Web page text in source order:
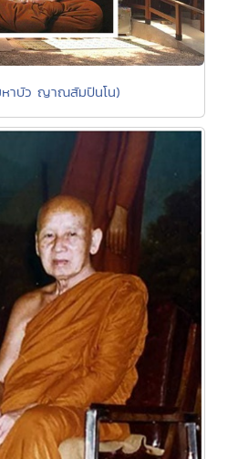
าบัว ญาณสัมปันโน)